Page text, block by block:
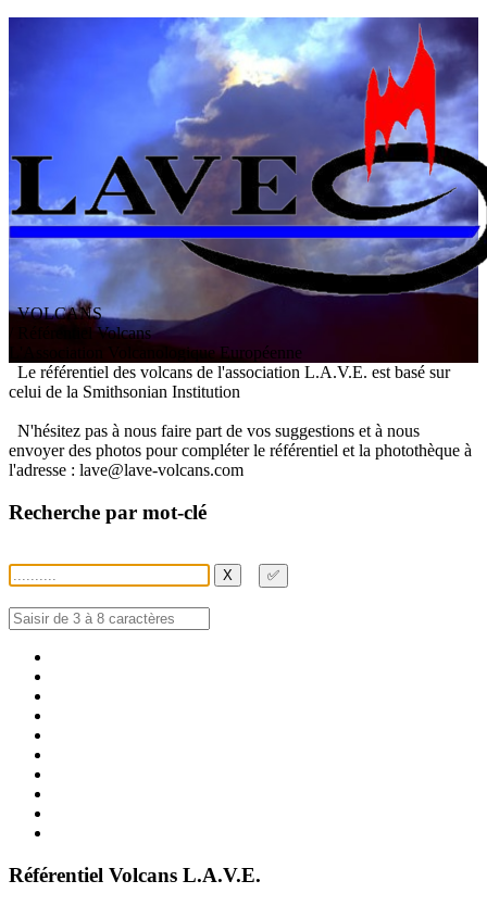
VOLCANS
/ Référentiel Volcans
ssociation V olcanologiqueEuropéenne
Le référentiel des volcans de l'association L.A.V.E. est basé sur
celui de la Smithsonian Institution
N'hésitez pas à nous faire part de vos suggestions et à nous
envoyer des photos pour compléter le référentiel et la photothèque à
l'adresse : lave@lave-volcans.com
Recherche par mot-clé
X ✅
Référentiel Volcans L.A.V.E.